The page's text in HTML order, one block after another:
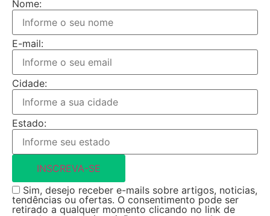
Nome:
E-mail:
Cidade:
Estado:
INSCREVA-SE
Sim, desejo receber e-mails sobre artigos, noticias,
tendências ou ofertas. O consentimento pode ser
retirado a qualquer momento clicando no link de